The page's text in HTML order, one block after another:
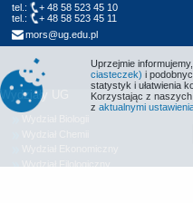
tel.:
+ 48 58 523 45 10
tel.:
+ 48 58 523 45 11
mors@ug.edu.pl
Wydziały UG
Uprzejmie
ciasteczek) i
statystyk i ułatwienia
Korzystając z
z aktualnymi